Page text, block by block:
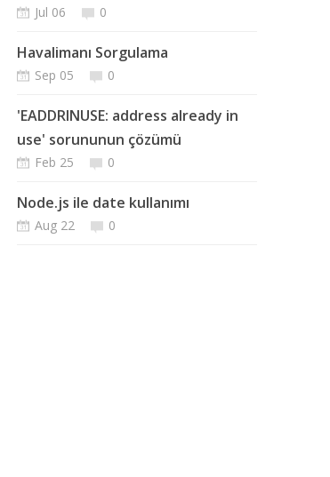
Jul 06 0
Havalimanı Sorgulama
Sep 05 0
'EADDRINUSE: address already in
use' sorununun çözümü
Feb 25 0
Node.js ile date kullanımı
Aug 22 0